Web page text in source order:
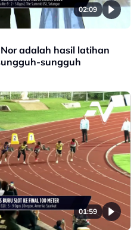
02:09
adalah hasil latihan
sungguh
01:59